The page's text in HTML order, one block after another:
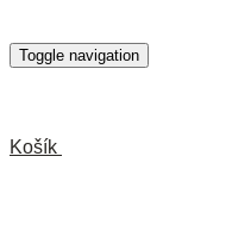
Toggle navigation
Košík